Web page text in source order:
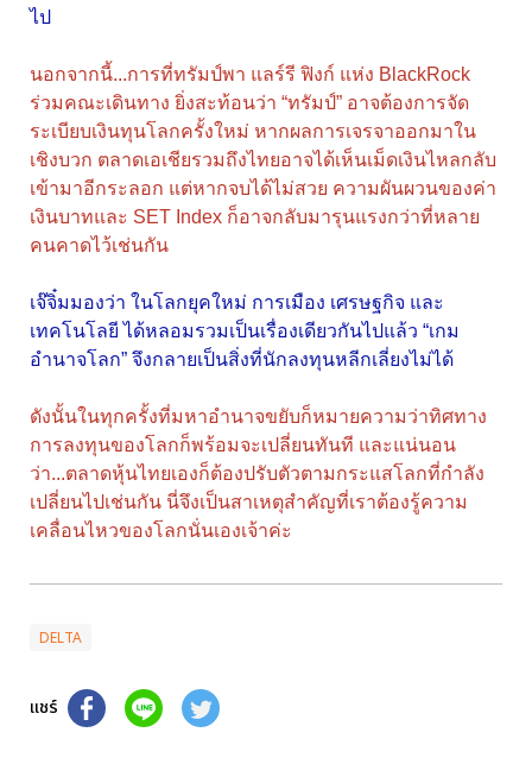
ไป
นอกจากนี้...การที่ทรัมป์พา แลร์รี ฟิงก์ แห่ง BlackRock
ร่วมคณะเดินทาง ยิ่งสะท้อนว่า “ทรัมป์” อาจต้องการจัด
ระเบียบเงินทุนโลกครั้งใหม่ หากผลการเจรจาออกมาใน
เชิงบวก ตลาดเอเชียรวมถึงไทยอาจได้เห็นเม็ดเงินไหลกลับ
เข้ามาอีกระลอก แต่หากจบได้ไม่สวย ความผันผวนของค่า
เงินบาทและ SET Index ก็อาจกลับมารุนแรงกว่าที่หลาย
คนคาดไว้เช่นกัน
เจ๊จิ๋มมองว่า ในโลกยุคใหม่ การเมือง เศรษฐกิจ และ
เทคโนโลยี ได้หลอมรวมเป็นเรื่องเดียวกันไปแล้ว “เกม
อำนาจโลก” จึงกลายเป็นสิ่งที่นักลงทุนหลีกเลี่ยงไม่ได้
ดังนั้นในทุกครั้งที่มหาอำนาจขยับก็หมายความว่าทิศทาง
การลงทุนของโลกก็พร้อมจะเปลี่ยนทันที และแน่นอน
ว่า...ตลาดหุ้นไทยเองก็ต้องปรับตัวตามกระแสโลกที่กำลัง
เปลี่ยนไปเช่นกัน นี่จึงเป็นสาเหตุสำคัญที่เราต้องรู้ความ
เคลื่อนไหวของโลกนั่นเองเจ้าค่ะ
DELTA
แชร์